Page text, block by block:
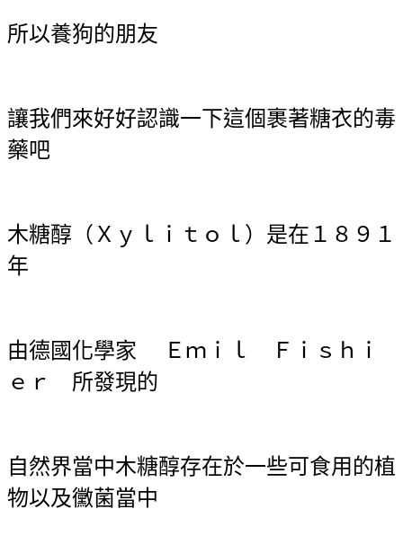
所以養狗的朋友
讓我們來好好認識一下這個裹著糖衣的毒
藥吧
木糖醇（Ｘｙｌｉｔｏｌ）是在１８９１
年
由德國化學家 Ｅｍｉｌ Ｆｉｓｈｉ
ｅｒ 所發現的
自然界當中木糖醇存在於一些可食用的植
物以及黴菌當中